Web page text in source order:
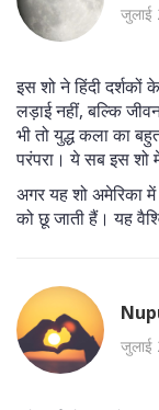
जुलाई
इस शो ने हिंदी
लड़ाई नहीं, बल्कि
भी तो युद्ध कला का
परंपरा। ये सब इस शो
अगर यह शो अमेरिका में
को छू जाती हैं। यह
जुलाई